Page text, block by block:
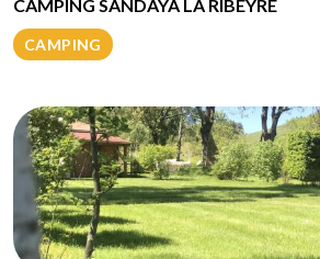
CAMPING SANDAYA LA RIBEYRE
CAMPING